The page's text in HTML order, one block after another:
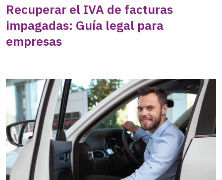
Recuperar el IVA de facturas
impagadas: Guía legal para
empresas